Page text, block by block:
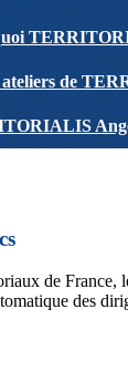
ateliers de
de
des